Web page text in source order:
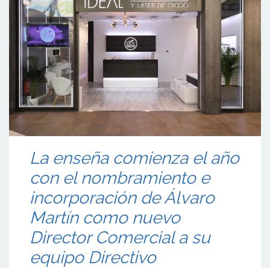
La enseña comienza el año
con el nombramiento e
incorporación de Álvaro
Martín como nuevo
Director Comercial a su
equipo Directivo